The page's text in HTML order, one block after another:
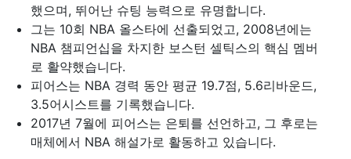
했으며, 뛰어난 슈팅 능력으로 유명합니다.
그는 10회 NBA 올스타에 선출되었고, 2008년에는
NBA 챔피언십을 차지한 보스턴 셀틱스의 핵심 멤버
로 활약했습니다.
피어스는 NBA 경력 동안 평균 19.7점, 5.6리바운드,
3.5어시스트를 기록했습니다.
2017년 7월에 피어스는 은퇴를 선언하고, 그 후로는
매체에서 NBA 해설가로 활동하고 있습니다.